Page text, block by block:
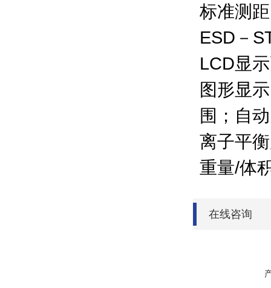
标准测
ESD －
LCD显
图形显
围；自
离子平
重量/体
在线咨询